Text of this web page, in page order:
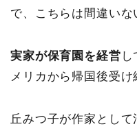
で、こちらは間違いな
実家が保育園を経営
メリカから帰国後受け
丘みつ子が作家とし